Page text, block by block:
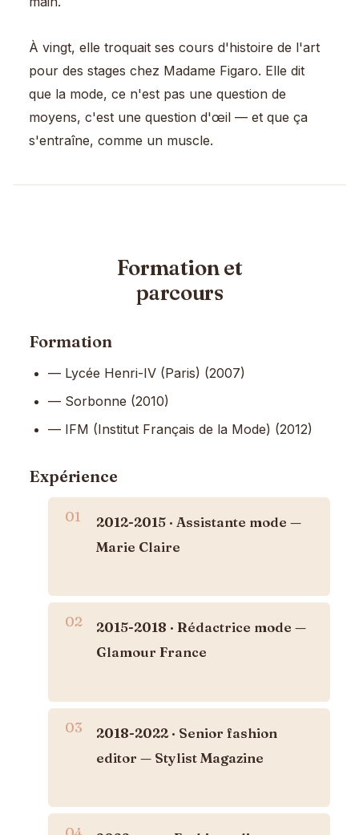
À vingt, elle troquait ses cours d'histoire de l'art
pour des stages chez Madame Figaro. Elle dit
que la mode, ce n'est pas une question de
moyens, c'est une question d'œil — et que ça
s'entraîne, comme un muscle.
Formation et
parcours
Formation
— Lycée Henri-IV (Paris) (2007)
— Sorbonne (2010)
— IFM (Institut Français de la Mode) (2012)
Expérience
2012-2015 · Assistante mode —
Marie Claire
2015-2018 · Rédactrice mode —
Glamour France
2018-2022 · Senior fashion
editor — Stylist Magazine